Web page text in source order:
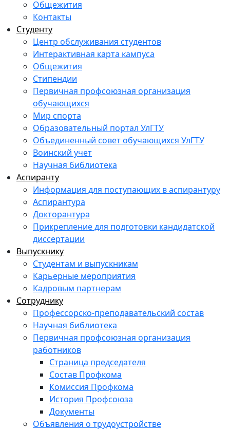
Общежития
Контакты
Студенту
Центр обслуживания студентов
Интерактивная карта кампуса
Общежития
Стипендии
Первичная профсоюзная организация
обучающихся
Мир спорта
Образовательный портал УлГТУ
Объединенный совет обучающихся УлГТУ
Воинский учет
Научная библиотека
Аспиранту
Информация для поступающих в аспирантуру
Аспирантура
Докторантура
Прикрепление для подготовки кандидатской
диссертации
Выпускнику
Студентам и выпускникам
Карьерные мероприятия
Кадровым партнерам
Сотруднику
Профессорско-преподавательский состав
Научная библиотека
Первичная профсоюзная организация
работников
Страница председателя
Состав Профкома
Комиссия Профкома
История Профсоюза
Документы
Объявления о трудоустройстве